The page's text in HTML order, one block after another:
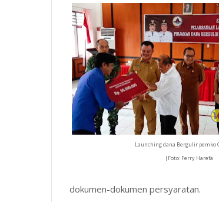
Launching dana Bergulir pemko
|Foto: Ferry Harefa
dokumen-dokumen persyaratan.